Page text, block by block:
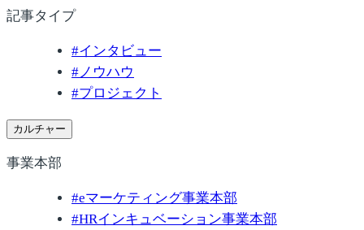
記事タイプ
#インタビュー
#ノウハウ
#プロジェクト
カルチャー
事業本部
#eマーケティング事業本部
#HRインキュベーション事業本部